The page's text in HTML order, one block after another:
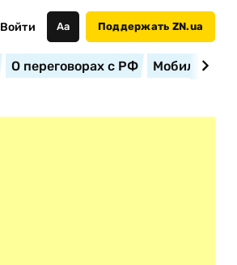
Войти Аа Поддержать ZN.ua
О переговорах с РФ